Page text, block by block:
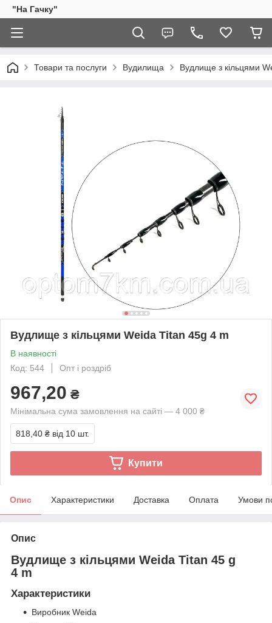
"На Гачку"
Товари та послуги Вудилища Вудлище з кільцями
Вудлище з кільцями Weida Titan 45g 4 m
В наявності
Код: 544
Опт і роздріб
967,20 ₴
Мінімальна сума замовлення на сайті — 4 000 ₴
818,40 ₴ від 10 шт.
Купити
Опис Характеристики Доставка Оплата Умови
Опис
Вудлище з кільцями Weida Titan 45 g
4 m
Характеристики
Виробник Weida